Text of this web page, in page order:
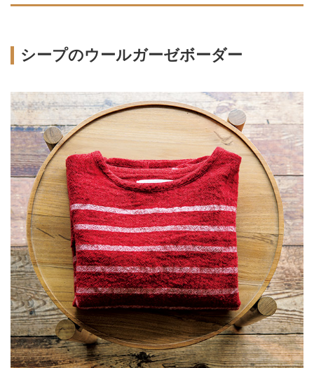
シープのウールガーゼボーダー